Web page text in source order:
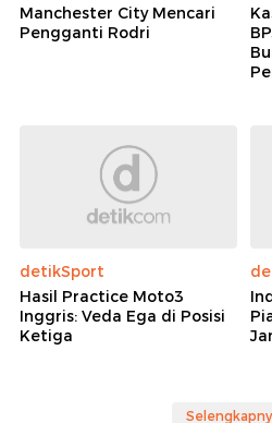
Manchester City Mencari
Pengganti Rodri
detikSport
Hasil Practice Moto3
Inggris: Veda Ega di Posisi
Ketiga